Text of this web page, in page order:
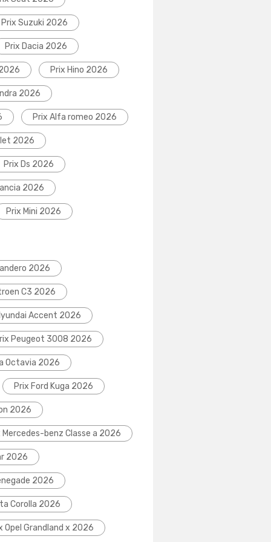
Prix Suzuki 2026
Prix Dacia 2026
Prix Hino 2026
2026
Prix Alfa romeo 2026
2026
Prix Ds 2026
2026
Prix Mini 2026
2026
C3 2026
Accent 2026
Peugeot 3008 2026
Octavia 2026
Prix Ford Kuga 2026
2026
Mercedes-benz Classe a 2026
2026
2026
Corolla 2026
Opel Grandland x 2026